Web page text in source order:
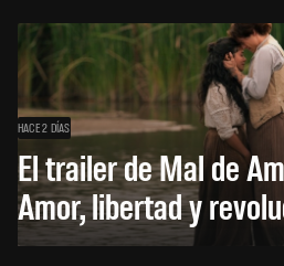
HACE 2 DÍAS
El trailer de Mal de
Amor, libertad y